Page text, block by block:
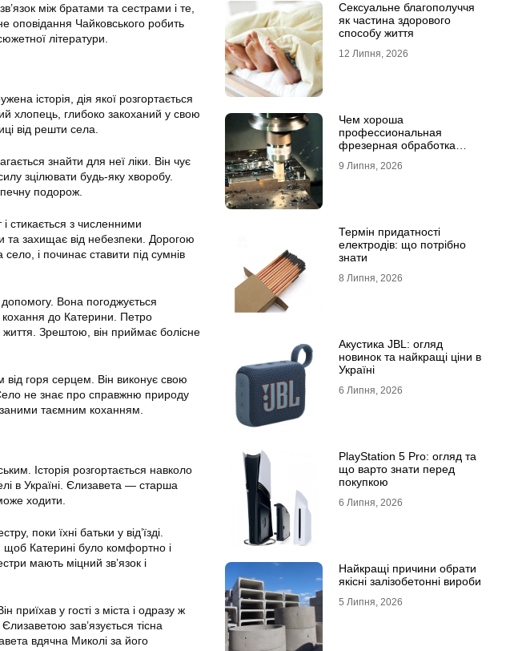
між братами та сестрами і те,
оповідання Чайковського робить
літератури.
історія, дія якої розгортається
хлопець, глибоко закоханий у свою
від решти села.
знайти для неї ліки. Він чує
зцілювати будь-яку хворобу.
подорож.
стикається з численними
та захищає від небезпеки. Дорогою
і починає ставити під сумнів
Вона погоджується
кохання до Катерини. Петро
життя. Зрештою, він приймає болісне
від горя серцем. Він виконує свою
не знає про справжню природу
таємним коханням.
Історія розгортається навколо
в Україні. Єлизавета — старша
ходити.
поки їхні батьки у від’їзді.
щоб Катерині було комфортно і
мають міцний зв’язок і
у гості з міста і одразу ж
зав’язується тісна
вдячна Миколі за його
Сексуальне благополуччя
як частина здорового
способу життя
12 Липня, 2026
Чем хороша
профессиональная
фрезерная обработка
9 Липня, 2026
Термін придатності
електродів: що потрібно
знати
8 Липня, 2026
Акустика JBL: огляд
новинок та найкращі ціни в
Україні
6 Липня, 2026
PlayStation 5 Pro: огляд та
що варто знати перед
покупкою
6 Липня, 2026
Найкращі причини обрати
якісні залізобетонні вироби
5 Липня, 2026